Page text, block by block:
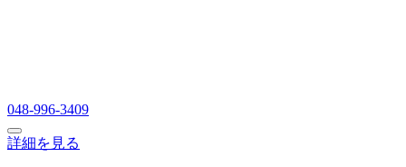
048-996-3409
詳細を見る